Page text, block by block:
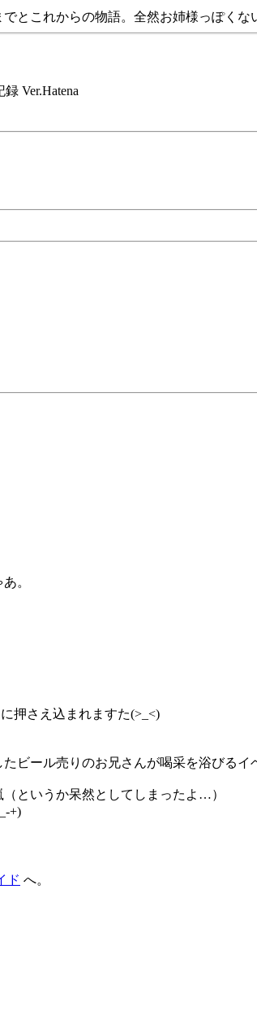
とこれからの物語。全然お姉様っぽくな
Ver.Hatena
。
押さえ込まれますた(>_<)
ビール売りのお兄さんが喝采を浴びるイ
というか呆然としてしまったよ…）
+)
ド へ。